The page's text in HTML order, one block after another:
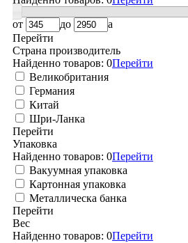
от до
a
Перейти
Страна производитель
Найденно товаров: 0Перейти
Великобритания
Германия
Китай
Шри-Ланка
Перейти
Упаковка
Найденно товаров: 0Перейти
Вакуумная упаковка
Картонная упаковка
Металлическа банка
Перейти
Вес
Найденно товаров: 0Перейти